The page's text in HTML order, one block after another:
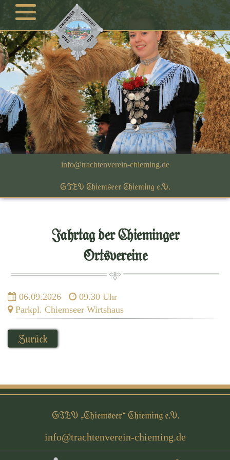
GTEV Chiemseer Chieming e.V.
Jahrtag der Chieminger
Ortsvereine
06.09.2026
09.30 Uhr
Parkpl. Chiemseer Wirtshaus
Zurück
GTEV „Chiemseer“ Chieming e.V.